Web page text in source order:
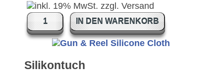
IN DEN WARENKORB
Silikontuch